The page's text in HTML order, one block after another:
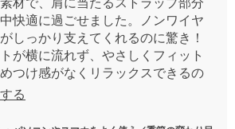
材で、肩に当たるストラップ部分
快適に過ごせました。ノンワイヤ
しっかり支えてくれるのに驚き！
が横に流れず、やさしくフィット
つけ感がなくリラックスできるの
ドしてくれる理想のブラでした。
る